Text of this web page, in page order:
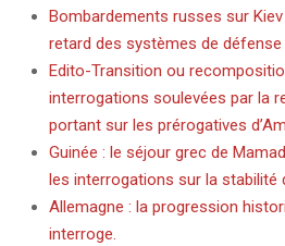
Bombardements russes sur
retard des systèmes de défense
Edito-Transition ou
interrogations soulevées par la
portant sur les prérogatives
Guinée : le séjour grec de
les interrogations sur la stabilité
Allemagne : la progression
interroge.